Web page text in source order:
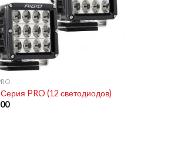
PRO (12 светодиодов)